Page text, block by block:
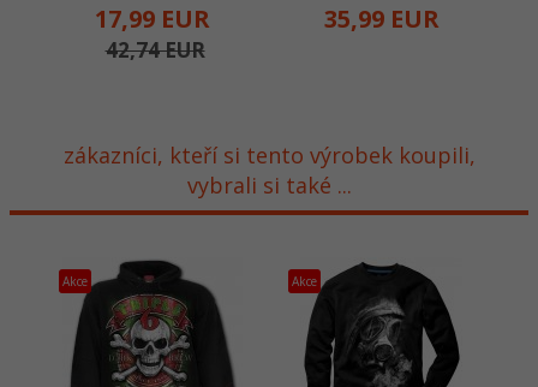
17,99 EUR
42,74 EUR
35,99 EUR
zákazníci, kteří si tento výrobek koupili,
vybrali si také ...
Akce Akce